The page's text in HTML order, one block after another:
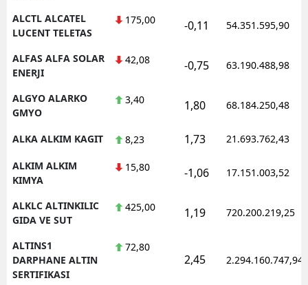
ALCTL ALCATEL
LUCENT TELETAS
175,00 -0,11 54.351.595,90
ALFAS ALFA SOLAR
ENERJI
42,08 -0,75 63.190.488,98
ALGYO ALARKO
GMYO
3,40 1,80 68.184.250,48
ALKA ALKIM KAGIT 8,23 1,73 21.693.762,43
ALKIM ALKIM
KIMYA
15,80 -1,06 17.151.003,52
ALKLC ALTINKILIC
GIDA VE SUT
425,00 1,19 720.200.219,25
ALTINS1
DARPHANE ALTIN
SERTIFIKASI
72,80
2,45 2.294.160.747,94